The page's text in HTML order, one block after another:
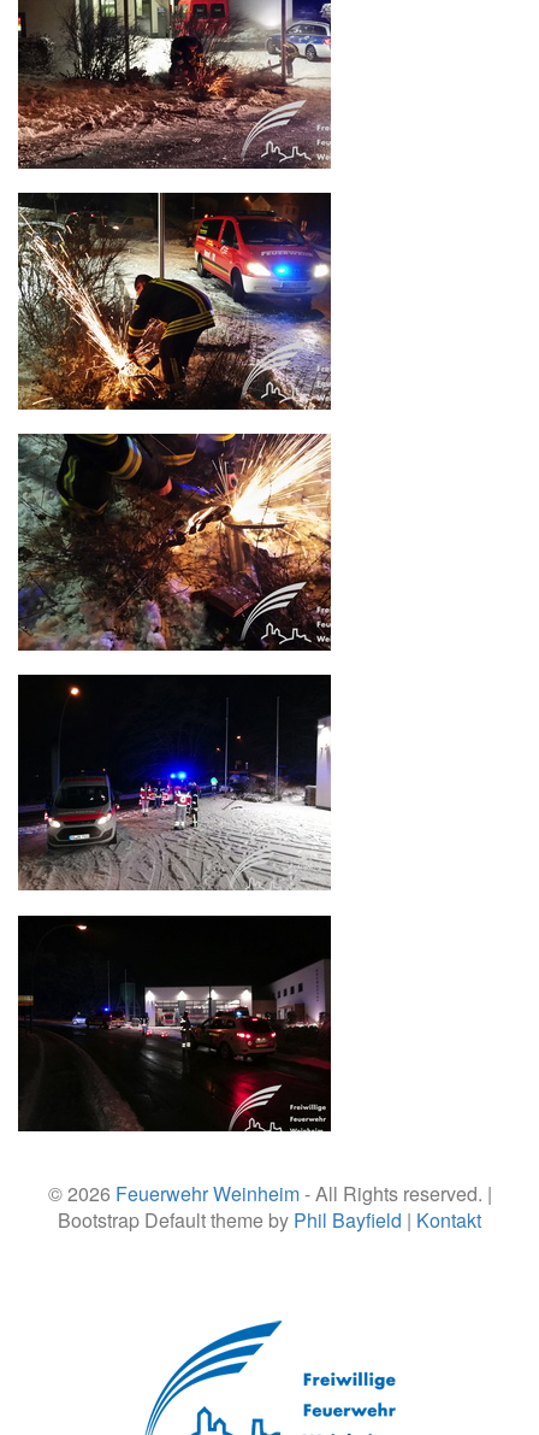
© 2026 Feuerwehr Weinheim- All Rights reserved. |
Bootstrap Default theme by Phil Bayfield | Kontakt